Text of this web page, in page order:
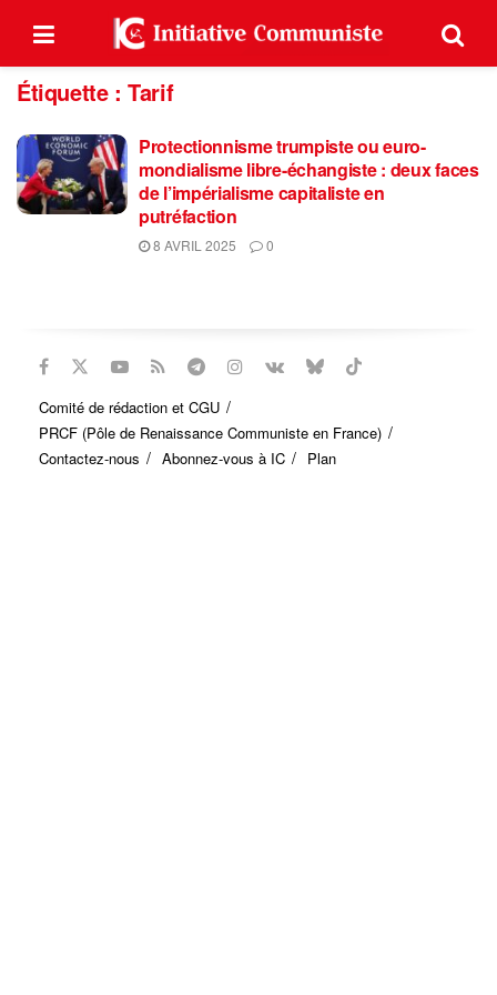
Étiquette :Tarif
Protectionnisme trumpiste ou euro-
mondialisme libre-échangiste : deux faces
de l’impérialisme capitaliste en
putréfaction
8 AVRIL 2025 0
Comité de rédaction et CGU
PRCF (Pôle de Renaissance Communiste en France)
Contactez-nous
Abonnez-vous à IC Plan